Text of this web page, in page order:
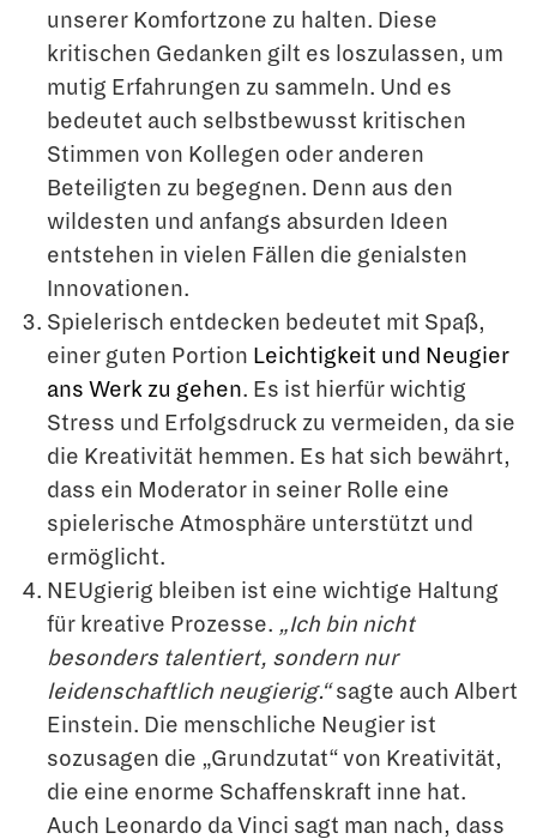
unserer Komfortzone zu halten. Diese
kritischen Gedanken gilt es loszulassen, um
mutig Erfahrungen zu sammeln. Und es
bedeutet auch selbstbewusst kritischen
Stimmen von Kollegen oder anderen
Beteiligten zu begegnen. Denn aus den
wildesten und anfangs absurden Ideen
entstehen in vielen Fällen die genialsten
Innovationen.
Spielerisch entdecken bedeutet mit Spaß,
einer guten Portion Leichtigkeit und Neugier
ans Werk zu gehen. Es ist hierfür wichtig
Stress und Erfolgsdruck zu vermeiden, da sie
die Kreativität hemmen. Es hat sich bewährt,
dass ein Moderator in seiner Rolle eine
spielerische Atmosphäre unterstützt und
ermöglicht.
NEUgierig bleiben ist eine wichtige Haltung
für kreative Prozesse. „Ich bin nicht
besonders talentiert, sondern nur
leidenschaftlich neugierig.“sagte auch Albert
Einstein. Die menschliche Neugier ist
sozusagen die „Grundzutat“ von Kreativität,
die eine enorme Schaffenskraft inne hat.
Auch Leonardo da Vinci sagt man nach, dass